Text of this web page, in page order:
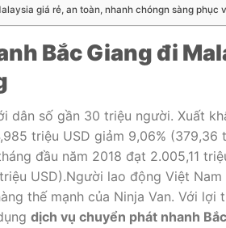
giá rẻ, an toàn, nhanh chóngn sàng phục
Bắc Giang đi
dân số gần 30 triệu người. Xuất
triệu USD giảm 9,06% (379,36
đầu năm 2018 đạt 2.005,11
USD).Người lao động Việt
thế mạnh của Ninja Van. Với lợi
dịch vụ chuyển phát nhanh